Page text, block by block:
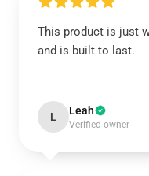
This product is just
and is built to last.
L Leah
Verified owner